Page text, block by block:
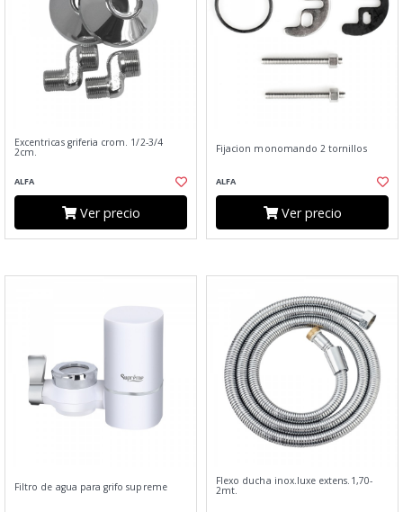
Excentricas griferia crom. 1/2-3/4
2cm.
ALFA
Ver precio
Fijacion monomando 2 tornillos
ALFA
Ver precio
Filtro de agua para grifo supreme Flexo ducha inox.luxe extens.1,70-
2mt.